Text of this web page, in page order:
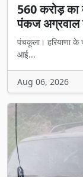
560 करोड़ का
पंकज अग्रवाल
पंचकूला। हरियाणा के
आई...
Aug 06, 2026